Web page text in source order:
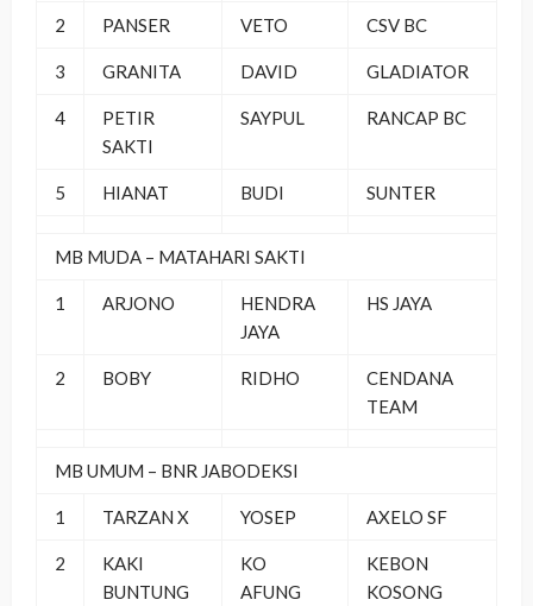
2 PANSER VETO CSV BC
3 GRANITA DAVID GLADIATOR
4
PETIR
SAKTI
SAYPUL RANCAP BC
5 HIANAT BUDI SUNTER
MB MUDA – MATAHARI SAKTI
1 ARJONO
HENDRA
JAYA
HS JAYA
2 BOBY RIDHO
CENDANA
TEAM
MB UMUM – BNR JABODEKSI
1 TARZAN X YOSEP AXELO SF
2
KAKI
BUNTUNG
KO
AFUNG
KEBON
KOSONG